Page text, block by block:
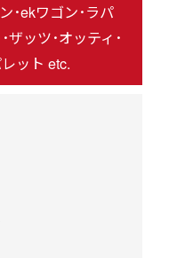
･ekワゴン･ラパ
ザッツ･オッティ･
ット etc.